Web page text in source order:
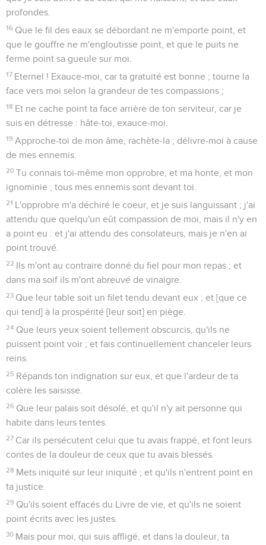
profondes.
16 Que le fil des eaux se débordant ne m'emporte point, et
que le gouffre ne m'engloutisse point, et que le puits ne
ferme point sa gueule sur moi.
17 Eternel ! Exauce-moi, car ta gratuité est bonne ; tourne la
face vers moi selon la grandeur de tes compassions ;
18 Et ne cache point ta face arrière de ton serviteur, car je
suis en détresse : hâte-toi, exauce-moi.
19 Approche-toi de mon âme, rachète-la ; délivre-moi à cause
de mes ennemis.
20 Tu connais toi-même mon opprobre, et ma honte, et mon
ignominie ; tous mes ennemis sont devant toi.
21 L'opprobre m'a déchiré le coeur, et je suis languissant ; j'ai
attendu que quelqu'un eût compassion de moi, mais il n'y en
a point eu : et j'ai attendu des consolateurs, mais je n'en ai
point trouvé.
22 Ils m'ont au contraire donné du fiel pour mon repas ; et
dans ma soif ils m'ont abreuvé de vinaigre.
23 Que leur table soit un filet tendu devant eux ; et [que ce
qui tend] à la prospérité [leur soit] en piège.
24 Que leurs yeux soient tellement obscurcis, qu'ils ne
puissent point voir ; et fais continuellement chanceler leurs
reins.
25 Répands ton indignation sur eux, et que l'ardeur de ta
colère les saisisse.
26 Que leur palais soit désolé, et qu'il n'y ait personne qui
habite dans leurs tentes.
27 Car ils persécutent celui que tu avais frappé, et font leurs
contes de la douleur de ceux que tu avais blessés.
28 Mets iniquité sur leur iniquité ; et qu'ils n'entrent point en
ta justice.
29 Qu'ils soient effacés du Livre de vie, et qu'ils ne soient
point écrits avec les justes.
30 Mais pour moi, qui suis affligé, et dans la douleur, ta